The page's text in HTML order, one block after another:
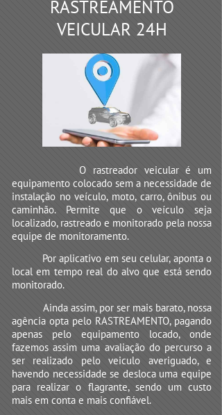
RASTREAMENTO
VEICULAR 24H
O rastreador veicular é um
equipamento colocado sem a necessidade de
instalação no veículo, moto, carro, ônibus ou
caminhão. Permite que o veículo seja
localizado, rastreado e monitorado pela nossa
equipe de monitoramento.
Por aplicativo em seu celular, aponta o
local em tempo real do alvo que está sendo
monitorado.
Ainda assim, por ser mais barato, nossa
agência opta pelo RASTREAMENTO, pagando
apenas pelo equipamento locado, onde
fazemos assim uma avaliação do percurso a
ser realizado pelo veiculo averiguado, e
havendo necessidade se desloca uma equipe
para realizar o flagrante, sendo um custo
mais em conta e mais confiável.